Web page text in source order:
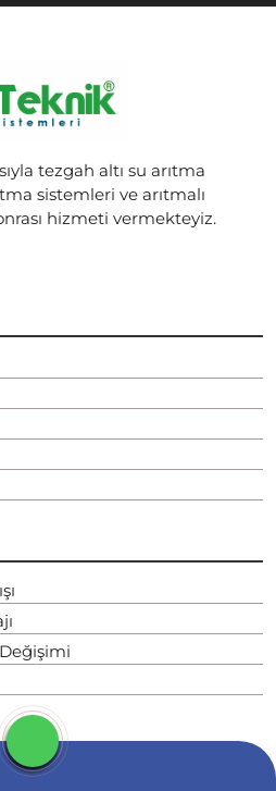
tezgah altı su arıtma
sistemleri ve arıtmalı
hizmeti vermekteyiz.
saklıdır.